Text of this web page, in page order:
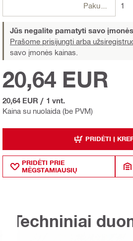
Pakuotės 1
Jūs negalite pamatyti savo
Prašome prisijungti arba
savo įmonės kainas.
Kaina su nuolaida (be PVM)
20,64 EUR
20,64 EUR / 1 vnt.
PRIDĖTI Į
PRIDĖTI PRIE
MĖGSTAMIAUSIŲ
Techniniai